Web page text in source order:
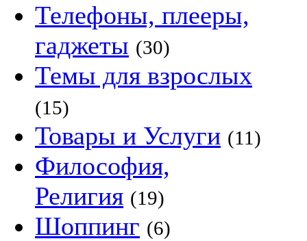
Телефоны, плееры,
гаджеты (30)
Темы для взрослых
(15)
Товары и Услуги (11)
Философия,
Религия (19)
Шоппинг (6)